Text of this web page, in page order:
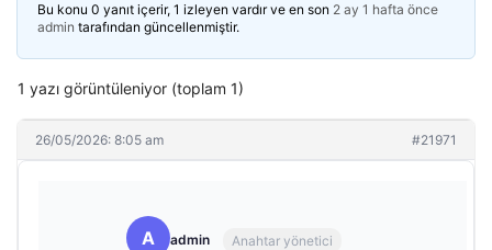
Bu konu 0 yanıt içerir, 1 izleyen vardır ve en son 2 ay 1 hafta önce
admin tarafından güncellenmiştir.
1 yazı görüntüleniyor (toplam 1)
26/05/2026: 8:05 am #21971
A admin Anahtar yönetici